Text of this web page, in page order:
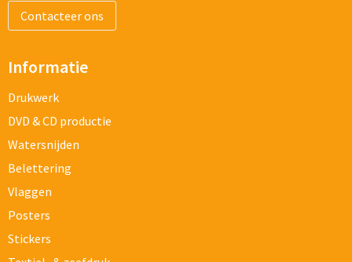
Contacteer ons
Informatie
Drukwerk
DVD & CD productie
Watersnijden
Belettering
Vlaggen
Posters
Stickers